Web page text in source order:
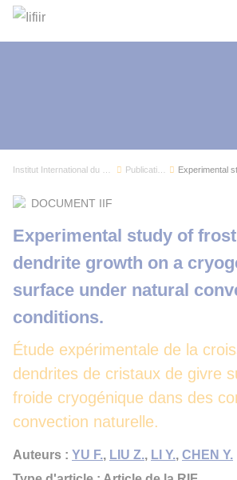
Publications
DOCUMENT IIF
Étude expérimentale de la
dendrites de cristaux de givre
froide cryogénique dans des
convection naturelle.
Experimental study of
dendrite growth on a
surface under natural
conditions.
Auteurs : YU F., LIU Z., LI Y., CHEN Y.